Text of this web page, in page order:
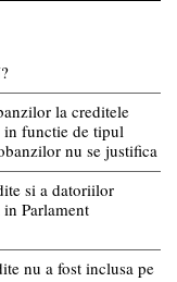
la creditele
functie de tipul
nu se justifica
si a datoriilor
Parlament
nu a fost inclusa pe